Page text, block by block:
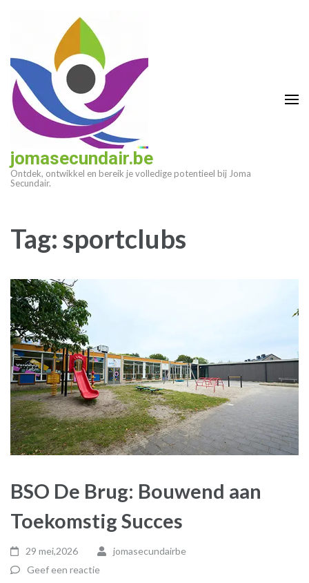
(druk
enter)
jomasecundair.be
Ontdek, ontwikkel en bereik je volledige potentieel bij Joma
Secundair.
Tag:sportclubs
BSO De Brug: Bouwend aan
Toekomstig Succes
29 mei,2026
jomasecundairbe
Geef een reactie